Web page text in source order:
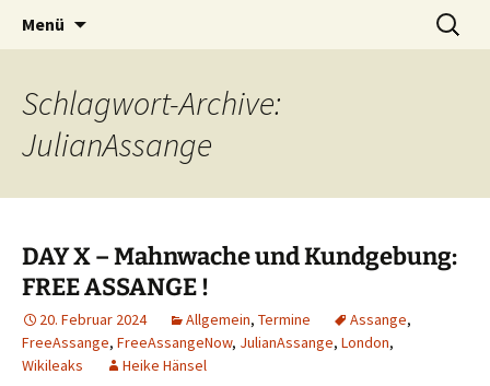
Kultur des Friedens
Kultur ist das Vergnügen, die Welt zu
verändern. – Bertolt Brecht
Menü
Suchen
nach:
Schlagwort-Archive:
JulianAssange
DAY X – Mahnwache und Kundgebung:
FREE ASSANGE !
20. Februar 2024 Allgemein, Termine Assange,
FreeAssange, FreeAssangeNow, JulianAssange, London,
Wikileaks
Heike Hänsel